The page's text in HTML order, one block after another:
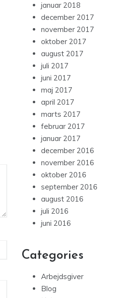
januar 2018
december 2017
november 2017
oktober 2017
august 2017
juli 2017
juni 2017
maj 2017
april 2017
marts 2017
februar 2017
januar 2017
december 2016
november 2016
oktober 2016
september 2016
august 2016
juli 2016
juni 2016
Categories
Arbejdsgiver
Blog